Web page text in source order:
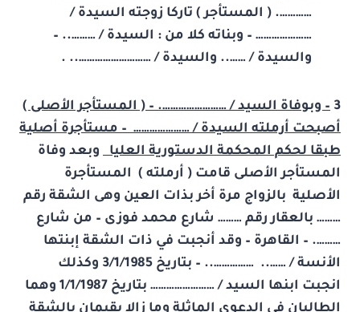
…………. ( المستأجر ) تاركا زوجته السيدة /
………………… – وبناته كلا من : السيدة / ……….. –
والسيدة / …….. والسيدة / ……………………….. .
3 – وبوفاة السيد / ……………………. – ( المستأجر الأصلى )
أصبحت أرملته السيدة / ………………… – مستأجرة أصلية
طبقا لحكم المحكمة الدستورية العليا وبعد وفاة
المستأجر الأصلى قامت ( أرملته ) المستأجرة
الأصلية بالزواج مرة أخر بذات العين وهى الشقة رقم
……… بالعقار رقم ……… شارع محمد فوزى – من شارع
………. – القاهرة – وقد أنجبت في ذات الشقة إبنتها
الأنسة / …….. …………….. – بتاريخ 3/1/1985 وكذلك
انجبت ابنها السيد / …………………… بتاريخ 1/1/1987 وهما